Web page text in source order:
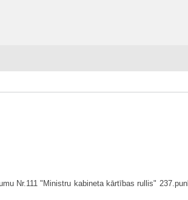
Nr.111 "Ministru kabineta kārtības rullis"